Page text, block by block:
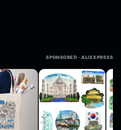
SPONSORED · ALIEXPRESS